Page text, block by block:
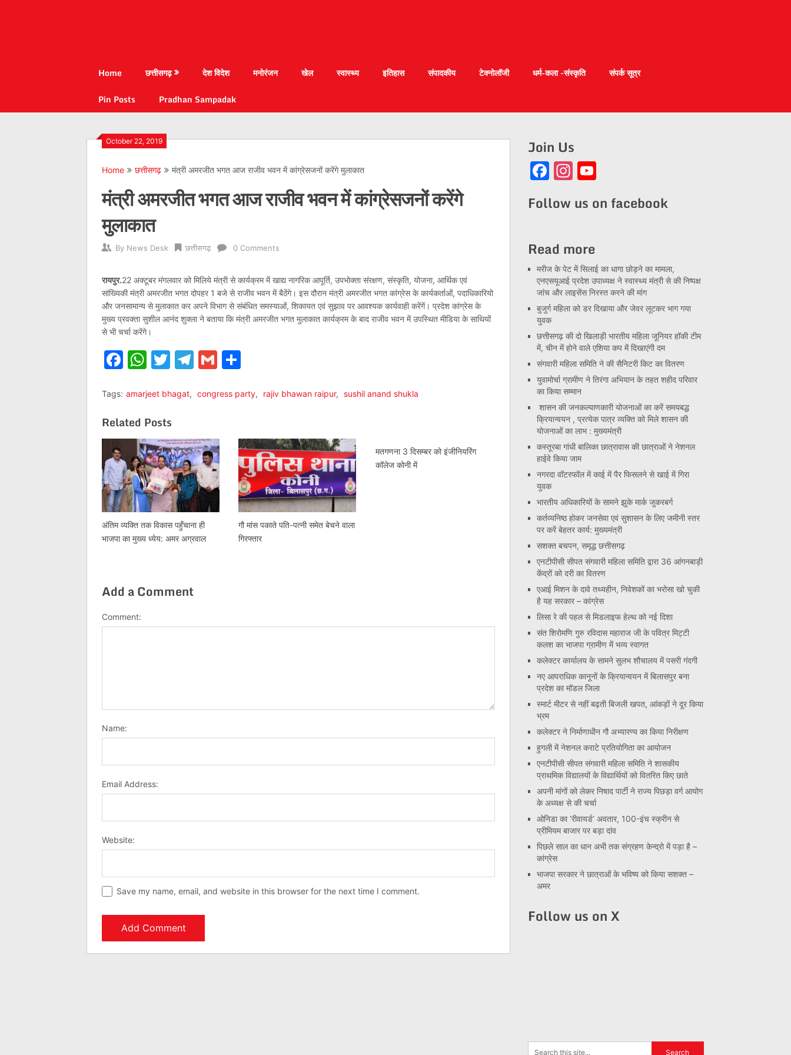
Home छत्तीसगढ़ देश विदेश मनोरंजन खेल स्वास्थ्य इतिहास संपादकीय टेक्नोलॉजी धर्म-कला -संस्कृति
संपर्क सूत्र
Pin Posts
Pradhan Sampadak
October 22, 2019
Home छत्तीसगढ़ मंत्री अमरजीत भगत आज राजीव भवन में कांग्रेसजनों करेंगे मुलाकात
मंत्री अमरजीत भगत आज राजीव भवन में कांग्रेसजनों करेंगे
मुलाकात
By News Desk छत्तीसगढ़ 0 Comments
रायपुर.22 अक्टूबर मंगलवार को मिलिये मंत्री से कार्यक्रम में खाद्य नागरिक आपूर्ति, उपभोक्ता संरक्षण, संस्कृति, योजना, आर्थिक एवं
सांख्यिकी मंत्री अमरजीत भगत दोपहर 1 बजे से राजीव भवन में बैठेंगे। इस दौरान मंत्री अमरजीत भगत कांग्रेस के कार्यकर्ताओं, पदाधिकारियो
और जनसामान्य से मुलाकात कर अपने विभाग से संबंधित समस्याओं, शिकायत एवं सुझाव पर आवश्यक कार्यवाही करेंगें। प्रदेश कांग्रेस के
मुख्य प्रवक्ता सुशील आनंद शुक्ला ने बताया कि मंत्री अमरजीत भगत मुलाकात कार्यक्रम के बाद राजीव भवन में उपस्थित मीडिया के साथियों
से भी चर्चा करेंगे।
Facebook
WhatsApp
Twitter
Telegram
Gmail
Tags: amarjeet bhagat, congress party, rajiv bhawan raipur, sushil anand shukla
Related Posts
अंतिम व्यक्ति तक विकास पहुँचाना ही
भाजपा का मुख्य ध्येय: अमर अग्रवाल
गौ मांस पकाते पति-पत्नी समेत बेचने वाला
गिरफ्तार
मतगणना 3 दिसम्बर को इंजीनियरिंग
कॉलेज कोनी में
Add a Comment
Comment:
Name:
Email Address:
Website:
Save my name, email, and website in this browser for the next time I comment.
Join Us
Facebook
Instagram
Follow us on facebook
Read more
मरीज के पेट में सिलाई का धागा छोड़ने का मामला,
एनएसयूआई प्रदेश उपाध्यक्ष ने स्वास्थ्य मंत्री से की निष्पक्ष
जांच और लाइसेंस निरस्त करने की मांग
बुजुर्ग महिला को डर दिखाया और जेवर लूटकर भाग गया
युवक
छत्तीसगढ़ की दो खिलाड़ी भारतीय महिला जूनियर हॉकी टीम
में, चीन में होने वाले एशिया कप में दिखाएंगी दम
संगवारी महिला समिति ने की सैनिटरी किट का वितरण
युवामोर्चा ग्रामीण ने तिरंगा अभियान के तहत शहीद परिवार
का किया सम्मान
शासन की जनकल्याणकारी योजनाओं का करें समयबद्ध
क्रियान्वयन , प्रत्येक पात्र व्यक्ति को मिले शासन की
योजनाओं का लाभ : मुख्यमंत्री
कस्तूरबा गांधी बालिका छात्रावास की छात्राओं ने नेशनल
हाईवे किया जाम
नगरदा वॉटरफॉल में काई में पैर फिसलने से खाई में गिरा
युवक
भारतीय अधिकारियों के सामने झुके मार्क जुकरबर्ग
कर्तव्यनिष्ठ होकर जनसेवा एवं सुशासन के लिए जमीनी स्तर
पर करें बेहतर कार्य: मुख्यमंत्री
सशक्त बचपन, समृद्ध छत्तीसगढ़
एनटीपीसी सीपत संगवारी महिला समिति द्वारा 36 आंगनबाड़ी
केंद्रों को दरी का वितरण
एआई मिशन के दावे तथ्यहीन, निवेशकों का भरोसा खो चुकी
है यह सरकार – कांग्रेस
लिसा रे की पहल से मिडलाइफ हेल्थ को नई दिशा
संत शिरोमणि गुरु रविदास महाराज जी के पवित्र मिट्टी
कलश का भाजपा ग्रामीण में भव्य स्वागत
कलेक्टर कार्यालय के सामने सुलभ शौचालय में पसरी गंदगी
नए आपराधिक कानूनों के क्रियान्वयन में बिलासपुर बना
प्रदेश का मॉडल जिला
स्मार्ट मीटर से नहीं बढ़ती बिजली खपत, आंकड़ों ने दूर किया
भ्रम
कलेक्टर ने निर्माणाधीन गौ अभ्यारण्य का किया निरीक्षण
हुगली में नेशनल कराटे प्रतियोगिता का आयोजन
एनटीपीसी सीपत संगवारी महिला समिति ने शासकीय
प्राथमिक विद्यालयों के विद्यार्थियों को वितरित किए छाते
अपनी मांगों को लेकर निषाद पार्टी ने राज्य पिछड़ा वर्ग आयोग
के अध्यक्ष से की चर्चा
ओनिडा का ‘रीवायर्ड’ अवतार, 100-इंच स्क्रीन से
प्रीमियम बाजार पर बड़ा दांव
पिछले साल का धान अभी तक संग्रहण केन्द्रो में पड़ा है –
कांग्रेस
भाजपा सरकार ने छात्राओं के भविष्य को किया सशक्त –
अमर
Follow us on X